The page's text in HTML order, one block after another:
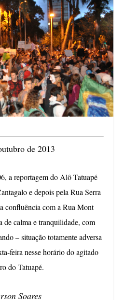
de 2013
a reportagem do Alô Tatuapé
e depois pela Rua Serra
confluência com a Rua Mont
de calma e tranquilidade, com
– situação totamente adversa
feira nesse horário do agitado
do Tatuapé.
Soares